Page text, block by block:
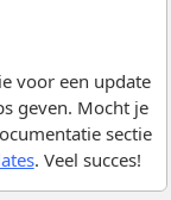
voor een update
geven. Mocht je
sectie
. Veel succes!